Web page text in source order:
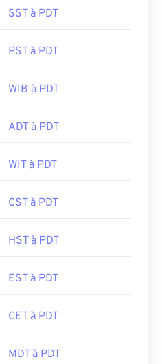
SST à PDT
PST à PDT
WIB à PDT
ADT à PDT
WIT à PDT
CST à PDT
HST à PDT
EST à PDT
CET à PDT
MDT à PDT